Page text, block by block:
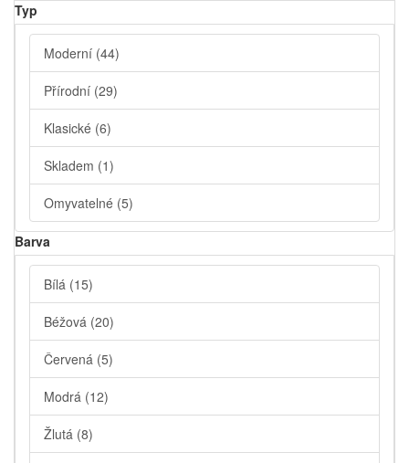
Typ
Moderní (44)
Přírodní (29)
Klasické (6)
Skladem (1)
Omyvatelné (5)
Barva
Bílá (15)
Béžová (20)
Červená (5)
Modrá (12)
Žlutá (8)